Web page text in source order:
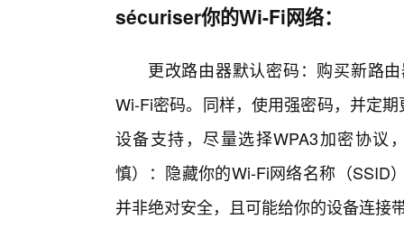
sécuriser你的Wi-Fi网络：
更改路由器默认密码：购买新路
Wi-Fi密码。同样，使用强密码，并定
设备支持，尽量选择WPA3加密协议
慎）：隐藏你的Wi-Fi网络名称（SSID
并非绝对安全，且可能给你的设备连接